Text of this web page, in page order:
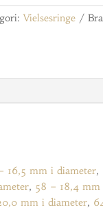
Vielsesringe
16,5 mm i diameter,
, 58 – 18,4 mm
mm i diameter,